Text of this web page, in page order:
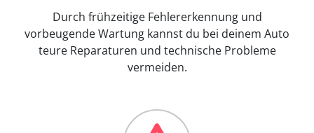
Durch frühzeitige Fehlererkennung und
vorbeugende Wartung kannst du bei deinem Auto
teure Reparaturen und technische Probleme
vermeiden.